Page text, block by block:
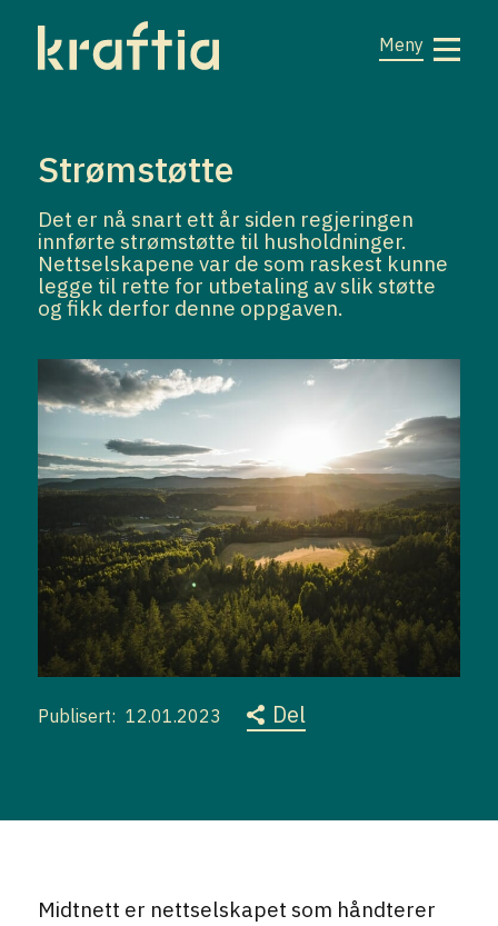
Strømstøtte
Det er nå snart ett år siden regjeringen
innførte strømstøtte til husholdninger.
Nettselskapene var de som raskest kunne
legge til rette for utbetaling av slik støtte
og fikk derfor denne oppgaven.
Publisert: 12.01.2023
Midtnett er nettselskapet som håndterer